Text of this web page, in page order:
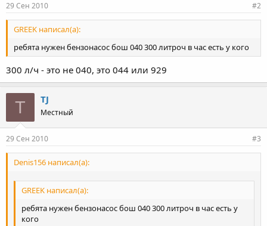
29 Сен 2010 #2
GREEK написал(а):
ребята нужен бензонасос бош 040 300 литроч в час есть у кого
300 л/ч - это не 040, это 044 или 929
T TJ
Местный
29 Сен 2010 #3
Denis156 написал(а):
GREEK написал(а):
ребята нужен бензонасос бош 040 300 литроч в час есть у
кого